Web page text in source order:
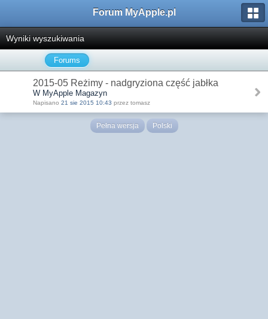
Forum MyApple.pl
Wyniki wyszukiwania
Forums
2015-05 Reżimy - nadgryziona część jabłka
W MyApple Magazyn
Napisano 21 sie 2015 10:43 przez tomasz
Pełna wersja Polski